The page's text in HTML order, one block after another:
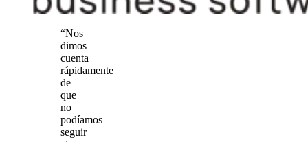
“Nos
dimos
cuenta
rápidamente
de
que
no
podíamos
seguir